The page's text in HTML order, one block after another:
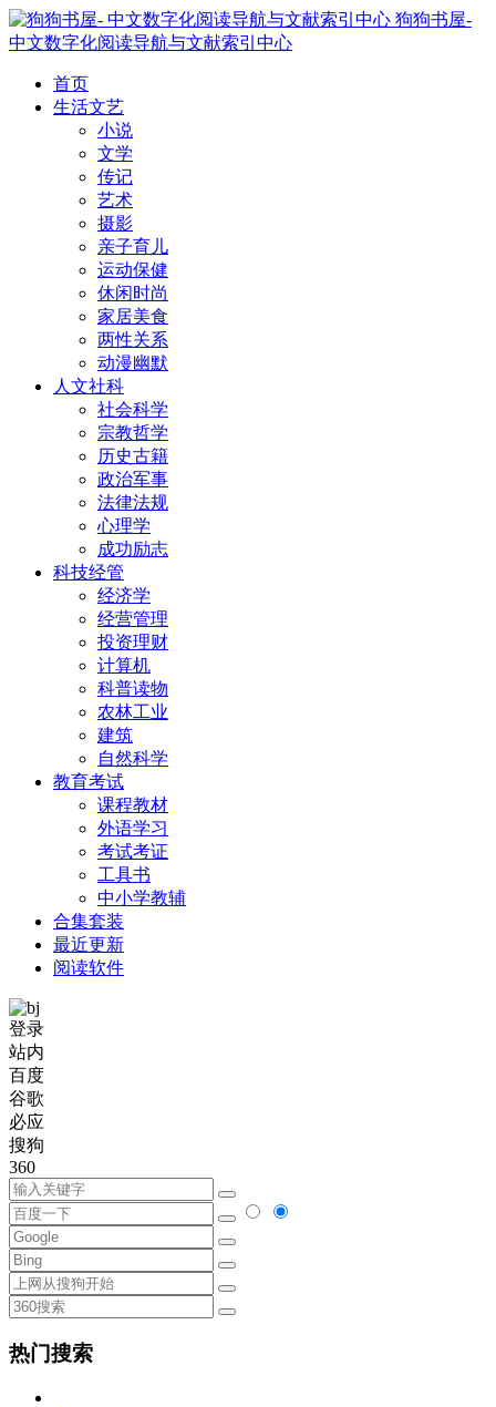
狗狗书屋-
中文数字化阅读导航与文献索引中心
首页
生活文艺
小说
文学
传记
艺术
摄影
亲子育儿
运动保健
休闲时尚
家居美食
两性关系
动漫幽默
人文社科
社会科学
宗教哲学
历史古籍
政治军事
法律法规
心理学
成功励志
科技经管
经济学
经营管理
投资理财
计算机
科普读物
农林工业
建筑
自然科学
教育考试
课程教材
外语学习
考试考证
工具书
中小学教辅
合集套装
最近更新
阅读软件
登录
站内
百度
谷歌
必应
搜狗
360
热门搜索